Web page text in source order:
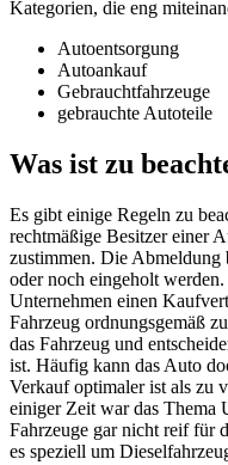
Kategorien, die eng
Autoentsorgung
Autoankauf
Gebrauchtfahrzeuge
gebrauchte Autoteile
Was ist zu
Es gibt einige Regeln zu
rechtmäßige Besitzer einer
zustimmen. Die Abmeldung
oder noch eingeholt
Unternehmen einen
Fahrzeug ordnungsgemäß
das Fahrzeug und
ist. Häufig kann das Auto
Verkauf optimaler ist als zu
einiger Zeit war das Thema
Fahrzeuge gar nicht reif für
es speziell um